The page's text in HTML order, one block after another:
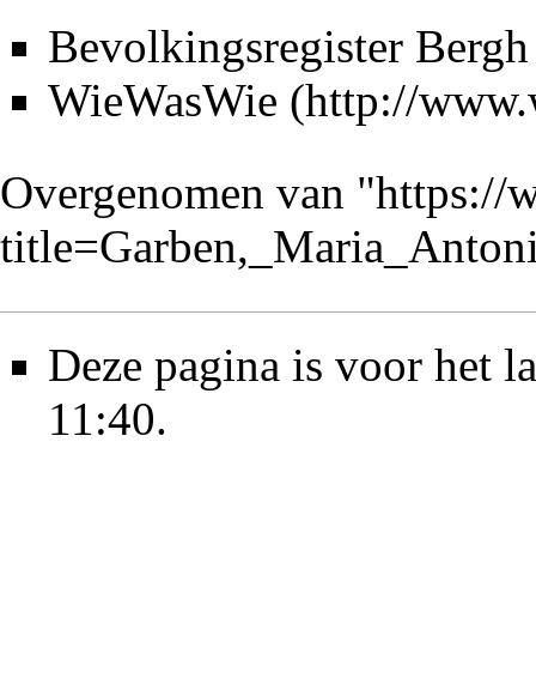
Bevolkingsregister Bergh
WieWasWie
Overgenomen van "https://
Deze pagina is voor het
11:40.